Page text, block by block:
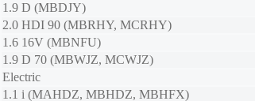
1.9 D (MBDJY)
2.0 HDI 90 (MBRHY, MCRHY)
1.6 16V (MBNFU)
1.9 D 70 (MBWJZ, MCWJZ)
Electric
1.1 i (MAHDZ, MBHDZ, MBHFX)